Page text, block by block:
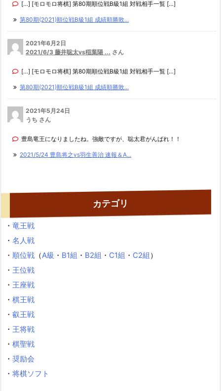
[…] [モロモロ将棋] 第80期順位戦B級1組 対戦相手一覧 […]
第80期(2021)順位戦B級1組 成績順勝敗...
2021年6月2日
2021/6/3 藤井聡太vs稲葉陽 ... さん
[…] [モロモロ将棋] 第80期順位戦B級1組 対戦相手一覧 […]
第80期(2021)順位戦B級1組 成績順勝敗...
2021年5月24日
うち さん
豊島竜王になりましたね。強敵ですが、聡太君がんばれ！！
2021/5/24 豊島将之vs羽生善治 速報＆A...
カテゴリ
・ 竜王戦
・ 名人戦
・ 順位戦 （A級 ・ B1組 ・ B2組 ・ C1組 ・ C2組 ）
・ 王位戦
・ 王座戦
・ 棋王戦
・ 叡王戦
・ 王将戦
・ 棋聖戦
・ 奨励会
・ 将棋ソフト